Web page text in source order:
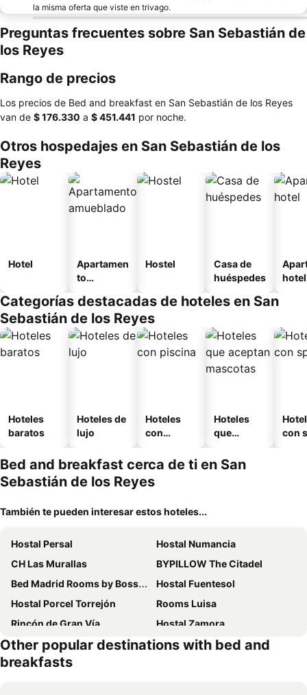
la misma oferta que viste en trivago.
Preguntas frecuentes sobre San Sebastián de
los Reyes
Rango de precios
Los precios de Bed and breakfast en San Sebastián de los Reyes
van de ‎$ 176.330 a ‎$ 451.441 por noche.
Otros hospedajes en San Sebastián de los
Reyes
Hotel
Apartamen
to
o
Hostel
Casa de
huéspedes
hotel
Categorías destacadas de hoteles en San
Sebastián de los Reyes
Hoteles
baratos
Hoteles de
lujo
Hoteles
con
Hoteles
que
mascotas
con
Bed and breakfast cerca de ti en San
Sebastián de los Reyes
También te pueden interesar estos hoteles...
Hostal Persal
Hostal Numancia
CH Las Murallas
BYPILLOW The Citadel
Bed Madrid Rooms by Bossh! Hotels
Hostal Fuentesol
Hostal Porcel Torrejón
Rooms Luisa
Rincón de Gran Vía
Hostal Zamora
Chalé Barajas Escala
Vitium Urban Suites
SLEEP'N Atocha - B Corp Certified
Other popular destinations with bed and
breakfasts